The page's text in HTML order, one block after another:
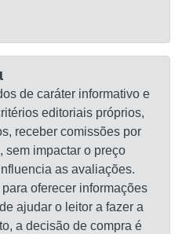
de caráter informativo e
editoriais próprios,
receber comissões por
sem impactar o preço
as avaliações.
oferecer informações
ajudar o leitor a fazer a
a decisão de compra é